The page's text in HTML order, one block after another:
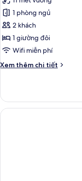
1 phòng ngủ
2 khách
1 giường đôi
Wifi miễn phí
Xem thêm chi tiết
Chi
Phòng
đôi
Superior,